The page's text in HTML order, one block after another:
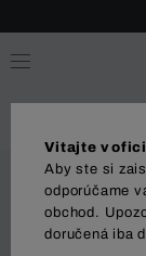
Vitajte v
Aby ste si
odporúčame
obchod.
doručená iba